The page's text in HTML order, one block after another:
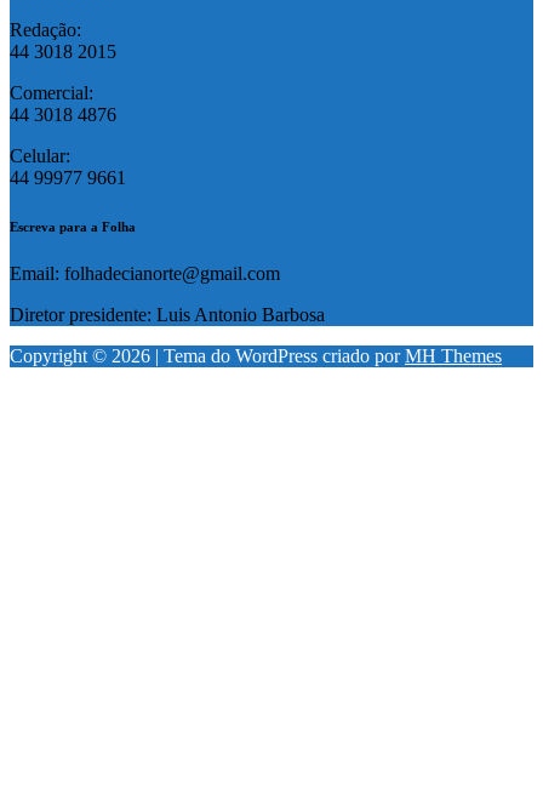
Redação:
44 3018 2015
Comercial:
44 3018 4876
Celular:
44 99977 9661
Escreva para a Folha
Email: folhadecianorte@gmail.com
Diretor presidente: Luis Antonio Barbosa
Copyright © 2026 | Tema do WordPress criado porMH Themes